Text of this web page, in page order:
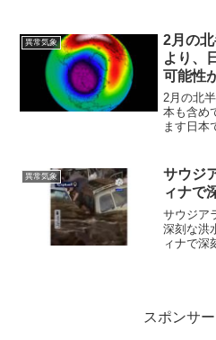
異常気象
2月の
より、
可能性
2月の北
本も含め
ます日本
る可能性
記事にし
異常気象
サウジ
ィナで
サウジア
深刻な洪
ィナで深
スポンサ